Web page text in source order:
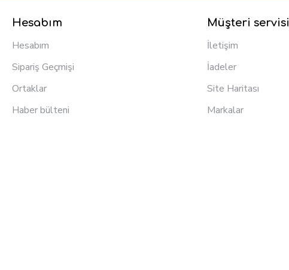
Hesabım
Hesabım
Sipariş Geçmişi
Ortaklar
Haber bülteni
Müşteri servisi
İletişim
İadeler
Site Haritası
Markalar